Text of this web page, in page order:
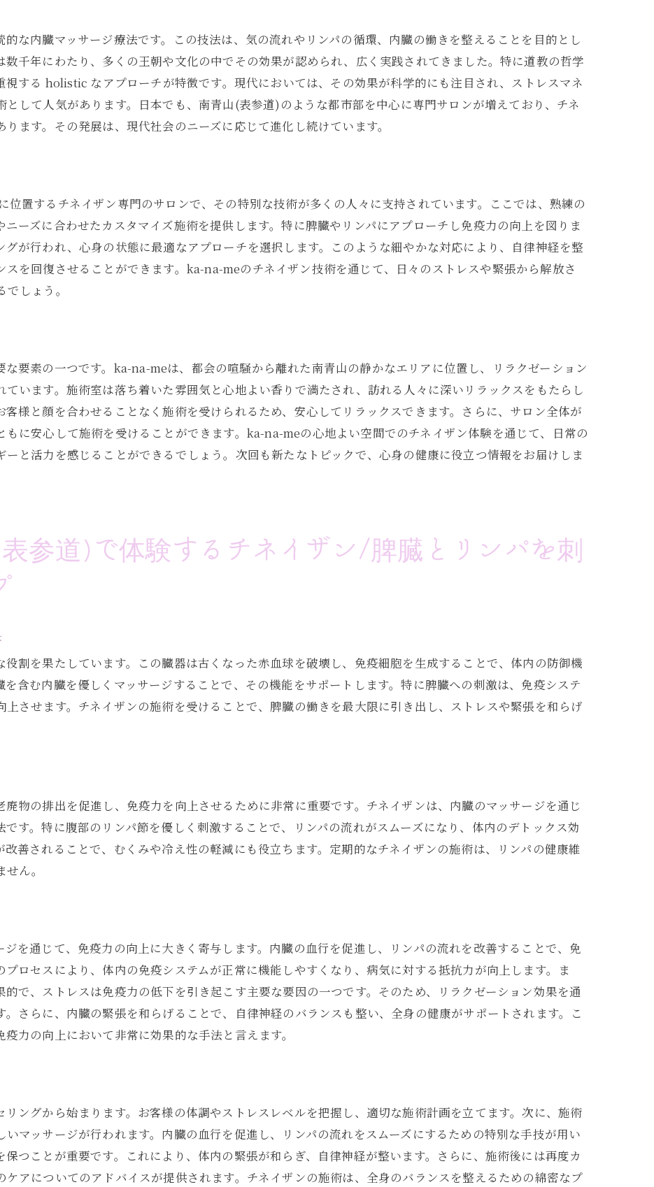
で受けられる特別なケア
体験した人の声
のケアとフォローアップ
プを目指すチネイザン/東京都港区南青山(表参道)で受けられる内臓マッサージ
人が実感した免疫力の変化
meでの施術内容
ッサージの効果を高める方法
を持続させるためのアドバイス
の独自手法で心身の健康を/港区南青山で体験する内臓セラピー
の健康における内臓セラピーの位置づけ
meの施術者の技術
施術プロセスの詳細
維持するための定期的なケア
者が語るチネイザンの魅力
(表参道)の静かな環境での施術
meのリラクゼーションメニュー
のリラクゼーションを促進する方法
な内臓マッサージ療法です。この技法は、気の流れやリンパの循環、内臓の働きを整えることを目的とし
千年にわたり、多くの王朝や文化の中でその効果が認められ、広く実践されてきました。特に道教の哲学
視する holistic なアプローチが特徴です。現代においては、その効果が科学的にも注目され、ストレスマネ
して人気があります。日本でも、南青山(表参道)のような都市部を中心に専門サロンが増えており、チネ
ます。その発展は、現代社会のニーズに応じて進化し続けています。
置するチネイザン専門のサロンで、その特別な技術が多くの人々に支持されています。ここでは、熟練の
ーズに合わせたカスタマイズ施術を提供します。特に脾臓やリンパにアプローチし免疫力の向上を図りま
が行われ、心身の状態に最適なアプローチを選択します。このような細やかな対応により、自律神経を整
を回復させることができます。ka-na-meのチネイザン技術を通じて、日々のストレスや緊張から解放さ
しょう。
要素の一つです。ka-na-meは、都会の喧騒から離れた南青山の静かなエリアに位置し、リラクゼーション
います。施術室は落ち着いた雰囲気と心地よい香りで満たされ、訪れる人々に深いリラックスをもたらし
様と顔を合わせることなく施術を受けられるため、安心してリラックスできます。さらに、サロン全体が
に安心して施術を受けることができます。ka-na-meの心地よい空間でのチネイザン体験を通じて、日常の
と活力を感じることができるでしょう。次回も新たなトピックで、心身の健康に役立つ情報をお届けしま
参道)で体験するチネイザン/脾臓とリンパを刺
割を果たしています。この臓器は古くなった赤血球を破壊し、免疫細胞を生成することで、体内の防御機
含む内臓を優しくマッサージすることで、その機能をサポートします。特に脾臓への刺激は、免疫システ
させます。チネイザンの施術を受けることで、脾臓の働きを最大限に引き出し、ストレスや緊張を和らげ
物の排出を促進し、免疫力を向上させるために非常に重要です。チネイザンは、内臓のマッサージを通じ
す。特に腹部のリンパ節を優しく刺激することで、リンパの流れがスムーズになり、体内のデトックス効
善されることで、むくみや冷え性の軽減にも役立ちます。定期的なチネイザンの施術は、リンパの健康維
ん。
を通じて、免疫力の向上に大きく寄与します。内臓の血行を促進し、リンパの流れを改善することで、免
ロセスにより、体内の免疫システムが正常に機能しやすくなり、病気に対する抵抗力が向上します。ま
で、ストレスは免疫力の低下を引き起こす主要な要因の一つです。そのため、リラクゼーション効果を通
さらに、内臓の緊張を和らげることで、自律神経のバランスも整い、全身の健康がサポートされます。こ
力の向上において非常に効果的な手法と言えます。
ングから始まります。お客様の体調やストレスレベルを把握し、適切な施術計画を立てます。次に、施術
マッサージが行われます。内臓の血行を促進し、リンパの流れをスムーズにするための特別な手技が用い
つことが重要です。これにより、体内の緊張が和らぎ、自律神経が整います。さらに、施術後には再度カ
アについてのアドバイスが提供されます。チネイザンの施術は、全身のバランスを整えるための綿密なプ